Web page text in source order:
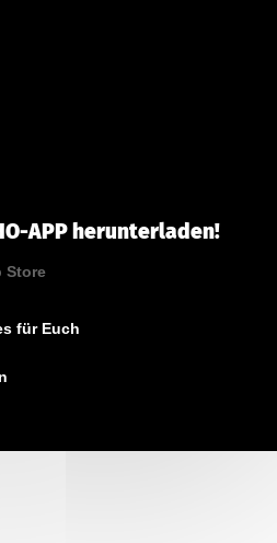
APP herunterladen!
für Euch